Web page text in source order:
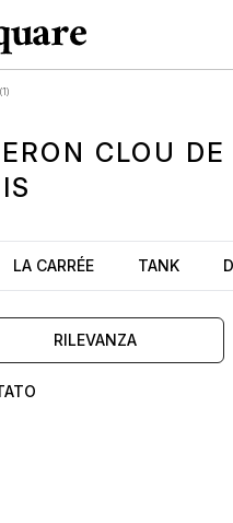
(1)
CLOU DE
LA CARRÉE TANK
RILEVANZA